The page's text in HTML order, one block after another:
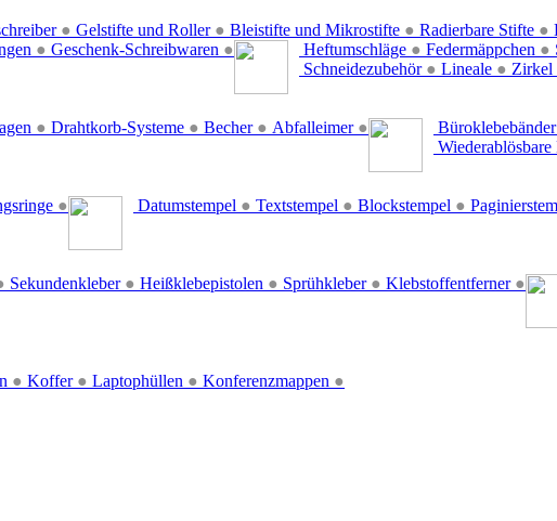
● Gelstifte und Roller ● Bleistifte und Mikrostifte ● Radierbare Stifte ●
● Geschenk-Schreibwaren ●
Heftumschläge ● Federmäppchen ●
Schneidezubehör ● Lineale ● Zirkel
● Drahtkorb-Systeme ● Becher ● Abfalleimer ● Büroklebebänder
●
Datumstempel ● Textstempel ● Blockstempel ●
Sekundenkleber ● Heißklebepistolen ● Sprühkleber ● Klebstoffentferner ●
● Koffer ● Laptophüllen ● Konferenzmappen ●